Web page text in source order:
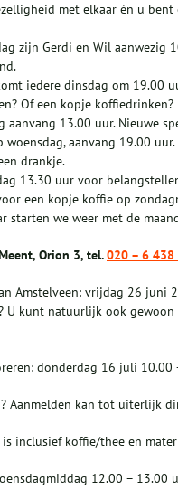
met elkaar én u
zijn Gerdi en Wil aanwezig
iedere dinsdag om 19.00
Of een kopje koffiedrinken?
aanvang 13.00 uur. Nieuwe
woensdag, aanvang 19.00
drankje.
13.30 uur voor
een kopje koffie op
starten we weer met de
Orion 3, tel.020 – 6 438
Amstelveen: vrijdag 26 juni
U kunt natuurlijk ook
donderdag 16 juli 10.00
Aanmelden kan tot uiterlijk
inclusief koffie/thee en
12.00 –